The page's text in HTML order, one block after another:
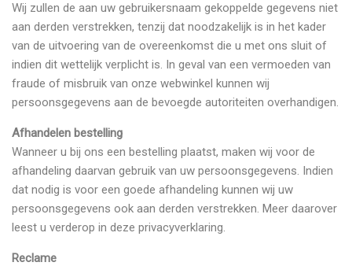
Wij zullen de aan uw gebruikersnaam gekoppelde gegevens niet
aan derden verstrekken, tenzij dat noodzakelijk is in het kader
van de uitvoering van de overeenkomst die u met ons sluit of
indien dit wettelijk verplicht is. In geval van een vermoeden van
fraude of misbruik van onze webwinkel kunnen wij
persoonsgegevens aan de bevoegde autoriteiten overhandigen.
Afhandelen bestelling
Wanneer u bij ons een bestelling plaatst, maken wij voor de
afhandeling daarvan gebruik van uw persoonsgegevens. Indien
dat nodig is voor een goede afhandeling kunnen wij uw
persoonsgegevens ook aan derden verstrekken. Meer daarover
leest u verderop in deze privacyverklaring.
Reclame